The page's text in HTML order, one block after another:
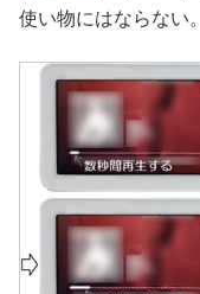
使い物にはならない。